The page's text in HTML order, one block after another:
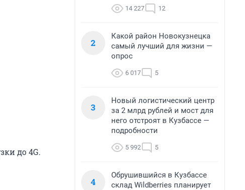
до 4G.
14 227 12
2
Какой район Новокузнецка
самый лучший для жизни —
опрос
6 017 5
3
Новый логистический центр
за 2 млрд рублей и мост для
него отстроят в Кузбассе —
подробности
5 992 5
4
Обрушившийся в Кузбассе
склад Wildberries планирует